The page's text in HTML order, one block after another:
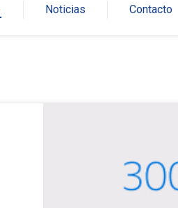
Noticias Contacto